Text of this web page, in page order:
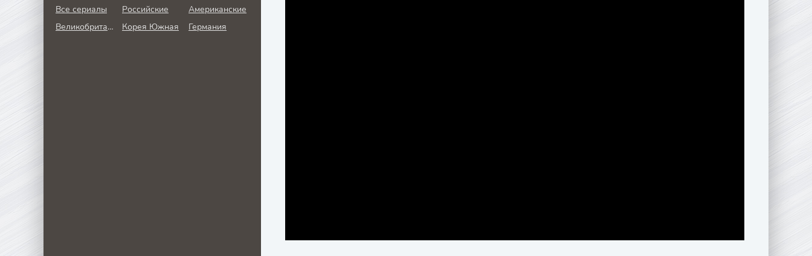
Все сериалы
Российские
Американские
Великобритания
Корея Южная Германия